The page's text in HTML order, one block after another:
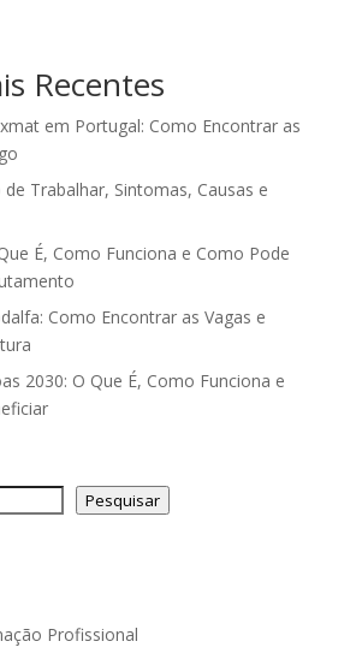
Recentes
em Portugal: Como Encontrar as
Trabalhar, Sintomas, Causas e
É, Como Funciona e Como Pode
Como Encontrar as Vagas e
2030: O Que É, Como Funciona e
Pesquisar
Profissional